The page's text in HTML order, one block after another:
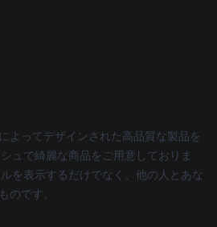
よってデザインされた高品質な製品を
ュで綺麗な商品をご用意しておりま
を表示するだけでなく、他の人とあな
のです。